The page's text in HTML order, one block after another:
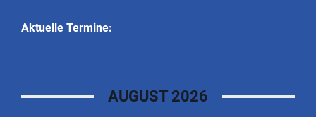
Aktuelle Termine:
AUGUST 2026